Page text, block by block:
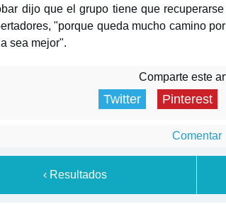
dijo que el grupo tiene que
"porque queda mucho camino
sea mejor".
Comparte este
Twitter Pinterest
Comentar
‹ Resultados